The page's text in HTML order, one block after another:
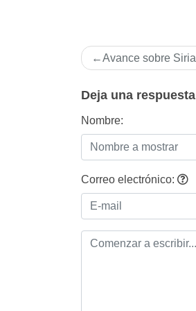
Navegación
de
entradas
Avance sobre Siria
Deja una respuesta
Nombre:
Correo electrónico: